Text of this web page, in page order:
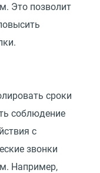
Это позволит
сроки
соблюдение
с
звонки
Например,